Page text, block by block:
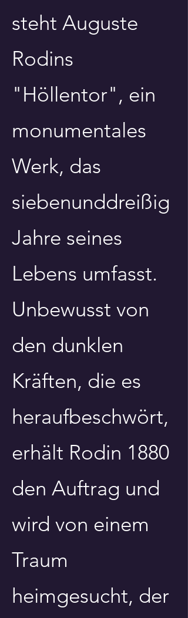
steht Auguste
Rodins
"Höllentor", ein
monumentales
Werk, das
siebenunddreißig
Jahre seines
Lebens umfasst.
Unbewusst von
den dunklen
Kräften, die es
heraufbeschwört,
erhält Rodin 1880
den Auftrag und
wird von einem
Traum
heimgesucht, der